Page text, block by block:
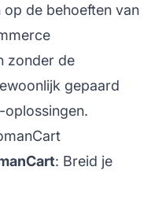
de behoeften van
zonder de
gepaard
: Breid je